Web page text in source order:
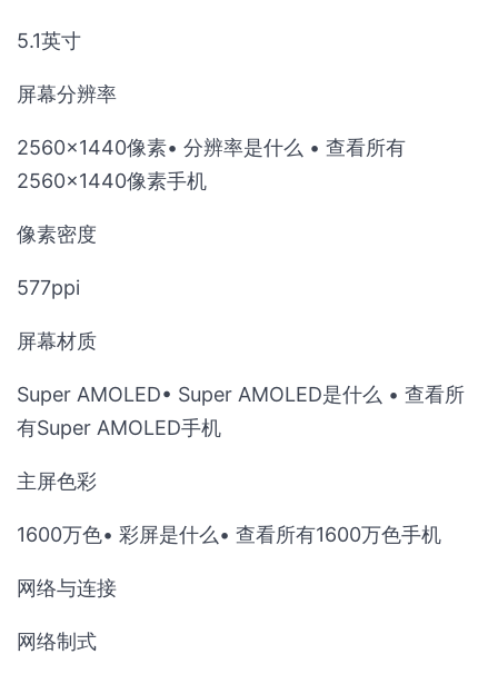
5.1英寸
屏幕分辨率
2560×1440像素• 分辨率是什么 • 查看所有
2560×1440像素手机
像素密度
577ppi
屏幕材质
Super AMOLED• Super AMOLED是什么 • 查看所
有Super AMOLED手机
主屏色彩
1600万色• 彩屏是什么• 查看所有1600万色手机
网络与连接
网络制式